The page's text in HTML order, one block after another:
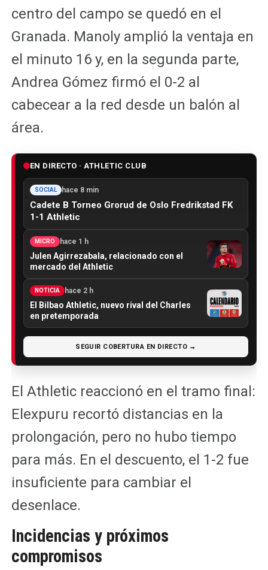
centro del campo se quedó en el
Granada. Manoly amplió la ventaja en
el minuto 16 y, en la segunda parte,
Andrea Gómez firmó el 0-2 al
cabecear a la red desde un balón al
área.
EN DIRECTO · ATHLETIC CLUB
SOCIAL hace 8 min
Cadete B Torneo Grorud de Oslo Fredrikstad FK
1-1 Athletic
MICRO hace 1 h
Julen Agirrezabala, relacionado con el
mercado del Athletic
NOTICIA hace 2 h
El Bilbao Athletic, nuevo rival del Charles
en pretemporada
SEGUIR COBERTURA EN DIRECTO →
El Athletic reaccionó en el tramo final:
Elexpuru recortó distancias en la
prolongación, pero no hubo tiempo
para más. En el descuento, el 1-2 fue
insuficiente para cambiar el
desenlace.
Incidencias y próximos
compromisos